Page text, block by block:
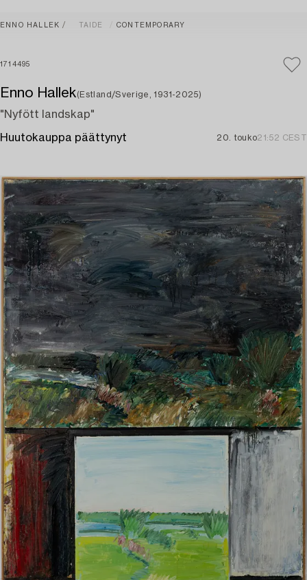
ENNO HALLEK TAIDE CONTEMPORARY
1714495
Enno Hallek(Estland/Sverige, 1931-2025)
"Nyfött landskap"
Huutokauppa päättynyt 20. touko21:52 CEST